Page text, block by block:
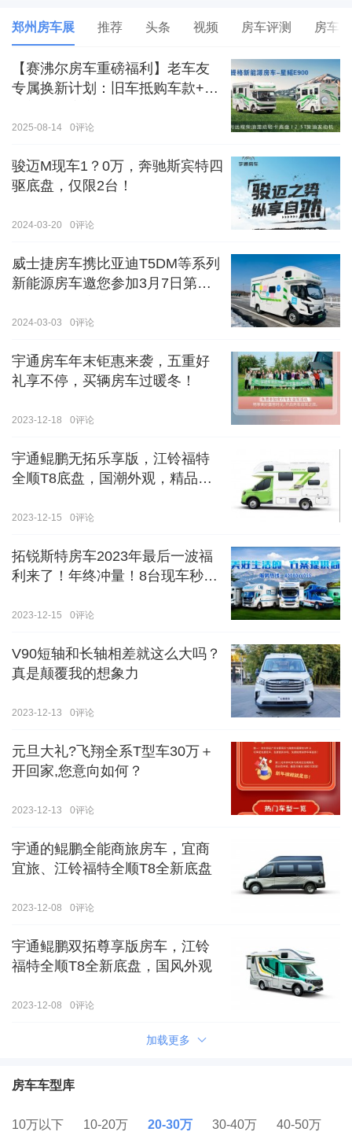
郑州房车展 推荐 头条 视频 房车评测 房车
【赛沸尔房车重磅福利】老车友
专属换新计划：旧车抵购车款+额
2025-08-14 0评论
骏迈M现车1？0万，奔驰斯宾特四
驱底盘，仅限2台！
2024-03-20 0评论
威士捷房车携比亚迪T5DM等系列
新能源房车邀您参加3月7日第八
2024-03-03 0评论
宇通房车年末钜惠来袭，五重好
礼享不停，买辆房车过暖冬！
2023-12-18 0评论
宇通鲲鹏无拓乐享版，江铃福特
全顺T8底盘，国潮外观，精品内
2023-12-15 0评论
拓锐斯特房车2023年最后一波福
利来了！年终冲量！8台现车秒杀
2023-12-15 0评论
V90短轴和长轴相差就这么大吗？
真是颠覆我的想象力
2023-12-13 0评论
元旦大礼?飞翔全系T型车30万＋
开回家,您意向如何？
2023-12-13 0评论
宇通的鲲鹏全能商旅房车，宜商
宜旅、江铃福特全顺T8全新底盘
2023-12-08 0评论
宇通鲲鹏双拓尊享版房车，江铃
福特全顺T8全新底盘，国风外观
2023-12-08 0评论
加载更多
房车车型库
10万以下 10-20万 20-30万 30-40万 40-50万